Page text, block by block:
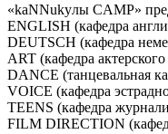
«kaNNukyлы CAMP»
ENGLISH (кафедра
DEUTSCH (кафедра
ART (кафедра актерского
DANCE (танцевальная
VOICE (кафедра
TEENS (кафедра
FILM DIRECTION